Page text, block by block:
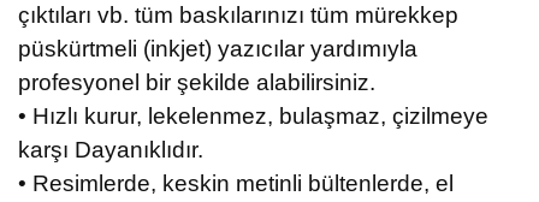
çıktıları vb. tüm baskılarınızı tüm mürekkep
püskürtmeli (inkjet) yazıcılar yardımıyla
profesyonel bir şekilde alabilirsiniz.
• Hızlı kurur, lekelenmez, bulaşmaz, çizilmeye
karşı Dayanıklıdır.
• Resimlerde, keskin metinli bültenlerde, el